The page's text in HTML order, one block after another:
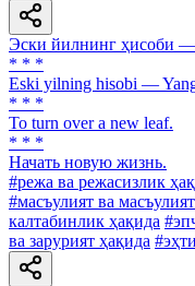
Эски йилнинг ҳисоби
* * *
Eski yilning hisobi —
* * *
To turn over a new leaf.
* * *
Начать новую жизнь.
#режа ва режасизлик
#масъулият ва
калтабинлик ҳақида
ва зарурият ҳақида